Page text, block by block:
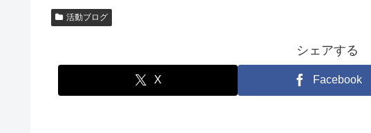
活動ブログ
シェアする
X Facebook